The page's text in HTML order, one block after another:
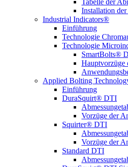
Installation
Industrial Indicators®
Einführung
Technologie
Technologie
SmartBolts®
Hauptvorzüge
Applied Bolting
Einführung
DuraSquirt® DTI
Vorzüge der
Squirter® DTI
Vorzüge der
Standard DTI